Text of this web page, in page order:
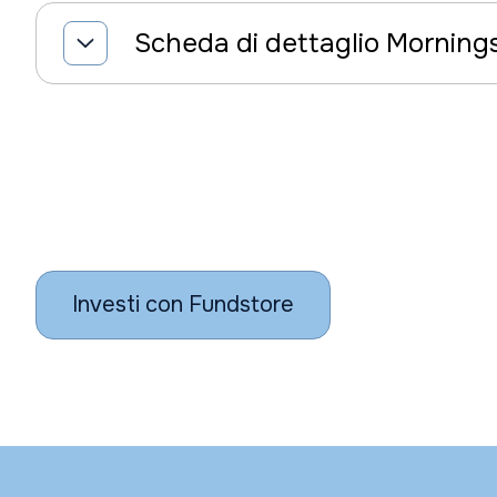
Scheda di dettaglio
Investi con Fundstore